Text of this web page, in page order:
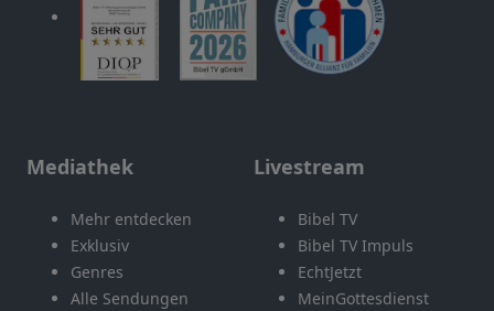
Mediathek
Mehr entdecken
Exklusiv
Genres
Alle Sendungen
Livestream
Bibel TV
Bibel TV Impuls
EchtJetzt
MeinGottesdienst